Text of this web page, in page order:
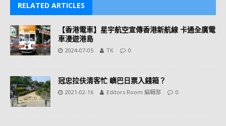
RELATED ARTICLES
【香港電車】星宇航空宣傳香港新航線 卡通全廣電
車漫遊港島
2024-07-05 TK 0
冠忠拉伕清客忙 嶼巴日票入錢箱？
2021-02-16 Editors Room 編輯部 0